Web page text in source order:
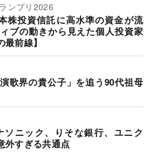
ンプリ2026
株投資信託に高水準の資金が流
ブの動きから見えた個人投資家
前線】
歌界の貴公子」を追う90代祖母
ニック、りそな銀行、ユニク
外すぎる共通点